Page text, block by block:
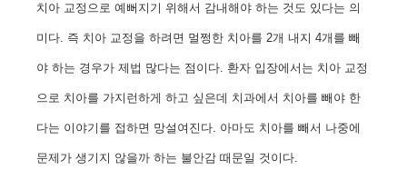
치아 교정으로 예뻐지기 위해서 감내해야 하는 것도 있다는 의
미다. 즉 치아 교정을 하려면 멀쩡한 치아를 2개 내지 4개를 빼
야 하는 경우가 제법 많다는 점이다. 환자 입장에서는 치아 교정
으로 치아를 가지런하게 하고 싶은데 치과에서 치아를 빼야 한
다는 이야기를 접하면 망설여진다. 아마도 치아를 빼서 나중에
문제가 생기지 않을까 하는 불안감 때문일 것이다.